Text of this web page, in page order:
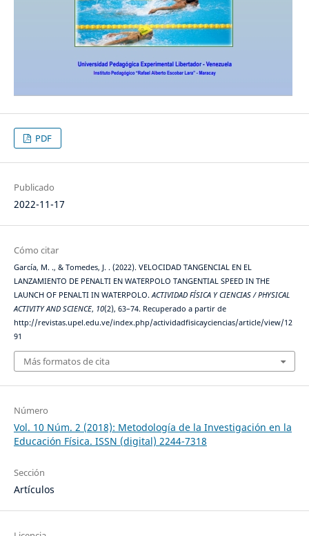
PDF
Publicado
2022-11-17
Cómo citar
García, M. ., & Tomedes, J. . (2022). VELOCIDAD TANGENCIAL EN EL
LANZAMIENTO DE PENALTI EN WATERPOLO TANGENTIAL SPEED IN THE
LAUNCH OF PENALTI IN WATERPOLO.ACTIVIDAD FÍSICA Y CIENCIAS / PHYSICAL
ACTIVITY AND SCIENCE, 10(2), 63–74. Recuperado a partir de
http://revistas.upel.edu.ve/index.php/actividadfisicayciencias/article/view/12
91
Más formatos de cita
Número
Vol. 10 Núm. 2 (2018): Metodología de la Investigación en la
Educación Física. ISSN (digital) 2244-7318
Sección
Artículos